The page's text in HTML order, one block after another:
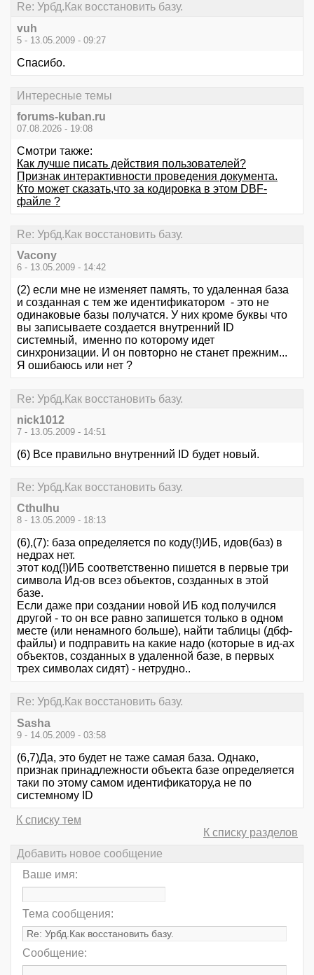
Re: Урбд.Как восстановить базу.
vuh
5 - 13.05.2009 - 09:27
Спасибо.
Интересные темы
forums-kuban.ru
07.08.2026 - 19:08
Смотри также:
Как лучше писать действия пользователей?
Признак интерактивности проведения документа.
Кто может сказать,что за кодировка в этом DBF-
файле ?
Re: Урбд.Как восстановить базу.
Vacony
6 - 13.05.2009 - 14:42
(2) если мне не изменяет память, то удаленная база
и созданная с тем же идентификатором - это не
одинаковые базы получатся. У них кроме буквы что
вы записываете создается внутренний ID
системный, именно по которому идет
синхронизации. И он повторно не станет прежним...
Я ошибаюсь или нет ?
Re: Урбд.Как восстановить базу.
nick1012
7 - 13.05.2009 - 14:51
(6) Все правильно внутренний ID будет новый.
Re: Урбд.Как восстановить базу.
Cthulhu
8 - 13.05.2009 - 18:13
(6),(7): база определяется по коду(!)ИБ, идов(баз) в
недрах нет.
этот код(!)ИБ соответственно пишется в первые три
символа Ид-ов всез объектов, созданных в этой
базе.
Если даже при создании новой ИБ код получился
другой - то он все равно запишется только в одном
месте (или ненамного больше), найти таблицы (дбф-
файлы) и подправить на какие надо (которые в ид-ах
объектов, созданных в удаленной базе, в первых
трех символах сидят) - нетрудно..
Re: Урбд.Как восстановить базу.
Sasha
9 - 14.05.2009 - 03:58
(6,7)Да, это будет не таже самая база. Однако,
признак принадлежности объекта базе определяется
таки по этому самом идентификатору,а не по
системному ID
К списку тем
К списку разделов
Добавить новое сообщение
Ваше имя:
Тема сообщения:
Сообщение: